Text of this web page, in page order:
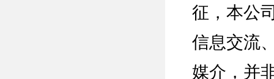
征，本公
信息交流
媒介，并